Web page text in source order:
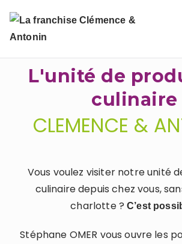
e
e
L'unité de
culinaire
CLEMENCE &
Vous voulez visiter notre unité
culinaire depuis chez vous,
charlotte ?C’est
Stéphane OMER vous ouvre les